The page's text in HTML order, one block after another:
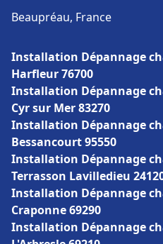
Beaupréau, France
Installation Dépannage
Harfleur 76700
Installation Dépannage
Cyr sur Mer 83270
Installation Dépannage
Bessancourt 95550
Installation Dépannage
Terrasson Lavilledieu
Installation Dépannage
Craponne 69290
Installation Dépannage